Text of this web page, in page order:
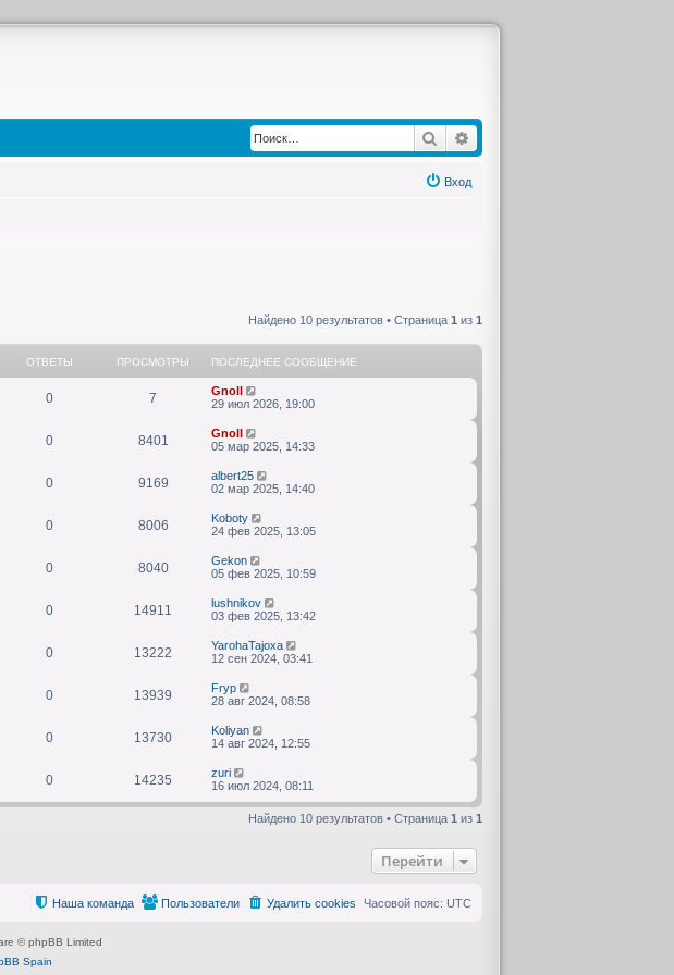
Поиск
Вход
Найдено 10 результатов • Страница 1 из 1
ОТВЕТЫ ПРОСМОТРЫ ПОСЛЕДНЕЕ СООБЩЕНИЕ
0 7
Gnoll
29 июл 2026, 19:00
0 8401
Gnoll
05 мар 2025, 14:33
0 9169
albert25
02 мар 2025, 14:40
0 8006
Koboty
24 фев 2025, 13:05
0 8040
Gekon
05 фев 2025, 10:59
0 14911
lushnikov
03 фев 2025, 13:42
0 13222
YarohaTajoxa
12 сен 2024, 03:41
0 13939
Fryp
28 авг 2024, 08:58
0 13730
Koliyan
14 авг 2024, 12:55
0 14235
zuri
16 июл 2024, 08:11
Найдено 10 результатов • Страница 1 из 1
Перейти
Часовой пояс: UTC
Удалить cookies
Пользователи
Наша команда
© phpBB Limited
Spain